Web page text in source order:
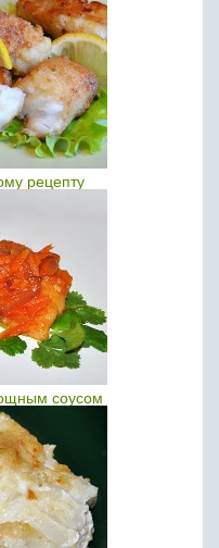
рецепту
соусом